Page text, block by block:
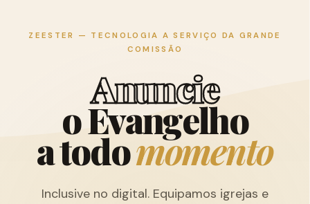
ZEESTER — TECNOLOGIA A SERVIÇO DA GRANDE
COMISSÃO
Anuncie
oEvangelho
atodomomento
Inclusive no digital. Equipamos igrejas e